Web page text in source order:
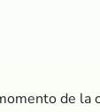
de la